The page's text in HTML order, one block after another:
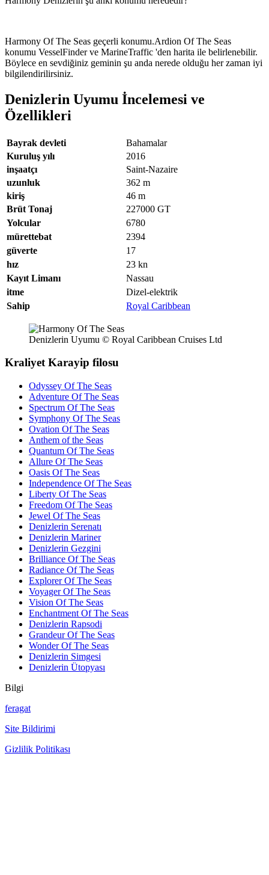
Harmony Of The Seas geçerli konumu.Ardion Of The Seas
konumu VesselFinder ve MarineTraffic 'den harita ile belirlenebilir.
Böylece en sevdiğiniz geminin şu anda nerede olduğu her zaman iyi
bilgilendirilirsiniz.
Denizlerin Uyumu İncelemesi ve
Özellikleri
Bayrak devleti
Bahamalar
Kuruluş yılı
2016
inşaatçı
Saint-Nazaire
uzunluk
362 m
kiriş
46 m
Brüt Tonaj
227000 GT
Yolcular
6780
mürettebat
2394
güverte
17
hız
23 kn
Kayıt Limanı
Nassau
itme
Dizel-elektrik
Sahip
Royal Caribbean
Denizlerin Uyumu © Royal Caribbean Cruises Ltd
Kraliyet Karayip filosu
Odyssey Of The Seas
Adventure Of The Seas
Spectrum Of The Seas
Symphony Of The Seas
Ovation Of The Seas
Anthem of the Seas
Quantum Of The Seas
Allure Of The Seas
Oasis Of The Seas
Independence Of The Seas
Liberty Of The Seas
Freedom Of The Seas
Jewel Of The Seas
Denizlerin Serenatı
Denizlerin Mariner
Denizlerin Gezgini
Brilliance Of The Seas
Radiance Of The Seas
Explorer Of The Seas
Voyager Of The Seas
Vision Of The Seas
Enchantment Of The Seas
Denizlerin Rapsodi
Grandeur Of The Seas
Wonder Of The Seas
Denizlerin Simgesi
Denizlerin Ütopyası
Bilgi
feragat
Site Bildirimi
Gizlilik Politikası